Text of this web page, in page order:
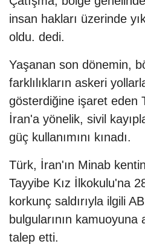
insan hakları üzerinde
oldu. dedi.
Yaşanan son dönemin,
farklılıkların askeri
gösterdiğine işaret eden
İran'a yönelik, sivil
güç kullanımını kınadı.
Türk, İran'ın Minab
Tayyibe Kız İlkokulu'na
korkunç saldırıyla ilgili
bulgularının kamuoyuna
talep etti.